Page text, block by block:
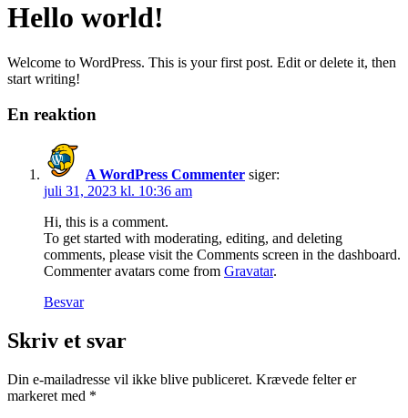
Hello world!
Welcome to WordPress. This is your first post. Edit or delete it, then
start writing!
En reaktion
A WordPress Commenter siger:
juli 31, 2023 kl. 10:36 am
Hi, this is a comment.
To get started with moderating, editing, and deleting
comments, please visit the Comments screen in the dashboard.
Commenter avatars come from Gravatar.
Besvar
Skriv et svar
Din e-mailadresse vil ikke blive publiceret. Krævede felter er
markeret med *